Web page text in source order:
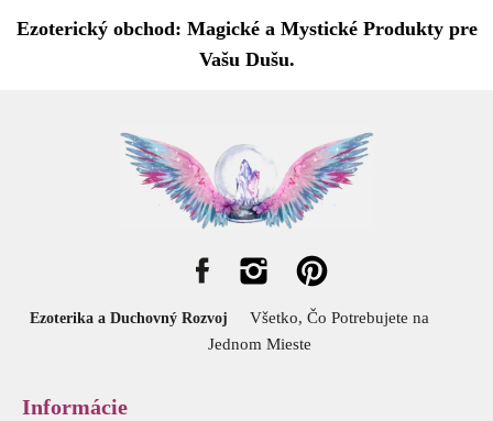
Ezoterický obchod: Magické a Mystické Produkty pre
Vašu Dušu.
Ezoterika a Duchovný Rozvoj
Všetko, Čo Potrebujete na
Jednom Mieste
Informácie